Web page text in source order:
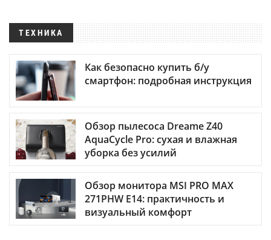
ТЕХНИКА
Как безопасно купить б/у
смартфон: подробная инструкция
Обзор пылесоса Dreame Z40
AquaCycle Pro: сухая и влажная
уборка без усилий
Обзор монитора MSI PRO MAX
271PHW E14: практичность и
визуальный комфорт